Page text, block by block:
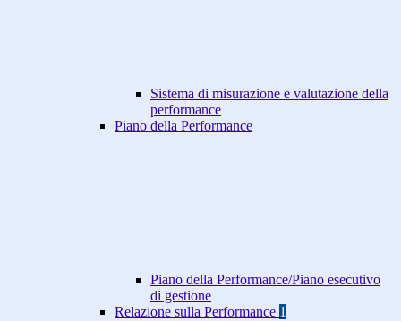
Sistema di misurazione e valutazione della
performance
Piano della Performance
Piano della Performance/Piano esecutivo
di gestione
Relazione sulla Performance 1